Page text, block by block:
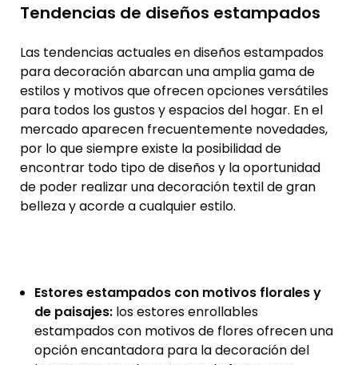
Tendencias de diseños estampados
Las tendencias actuales en diseños estampados
para decoración abarcan una amplia gama de
estilos y motivos que ofrecen opciones versátiles
para todos los gustos y espacios del hogar. En el
mercado aparecen frecuentemente novedades,
por lo que siempre existe la posibilidad de
encontrar todo tipo de diseños y la oportunidad
de poder realizar una decoración textil de gran
belleza y acorde a cualquier estilo.
Estores estampados con motivos florales y
de paisajes: los estores enrollables
estampados con motivos de flores ofrecen una
opción encantadora para la decoración del